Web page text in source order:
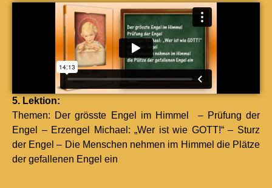
5. Lek­tion:
The­men: Der grösste Engel im Him­mel – Prü­fung der
Engel – Erzen­gel Michael: „Wer ist wie GOTT!“ – Sturz
der Engel – Die Men­schen nehmen im Him­mel die Plätze
der gefal­l­enen Engel ein